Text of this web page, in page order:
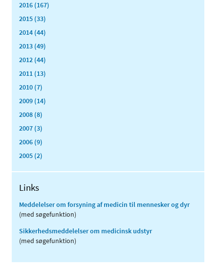
2016 (167)
2015 (33)
2014 (44)
2013 (49)
2012 (44)
2011 (13)
2010 (7)
2009 (14)
2008 (8)
2007 (3)
2006 (9)
2005 (2)
Links
Meddelelser om forsyning af medicin til mennesker og dyr
(med søgefunktion)
Sikkerhedsmeddelelser om medicinsk udstyr
(med søgefunktion)